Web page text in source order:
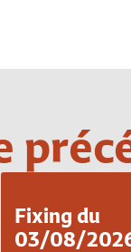
Fixing du
03/08/